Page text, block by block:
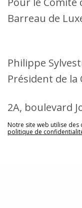
Barreau de
Philippe
Président de la
2A, boulevard
L-1840
Notre site web utilise des
politique de